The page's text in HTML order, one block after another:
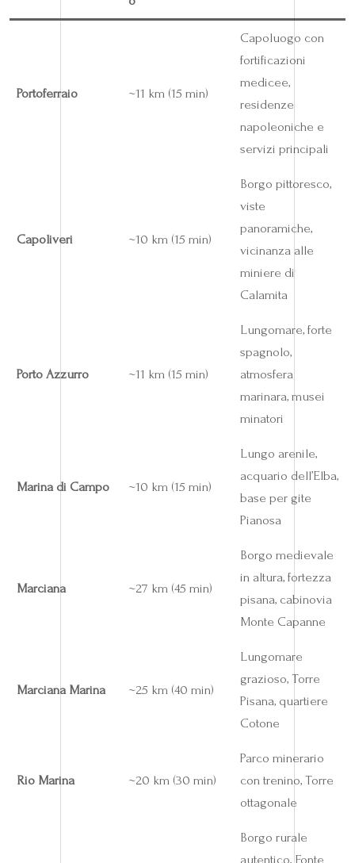
Portoferraio ~11 km (15 min)
Capoluogo con
fortificazioni
medicee,
residenze
napoleoniche e
servizi principali
Capoliveri ~10 km (15 min)
Borgo pittoresco,
viste
panoramiche,
vicinanza alle
miniere di
Calamita
Porto Azzurro ~11 km (15 min)
Lungomare, forte
spagnolo,
atmosfera
marinara, musei
minatori
Marina di Campo ~10 km (15 min)
Lungo arenile,
acquario dell’Elba,
base per gite
Pianosa
Marciana ~27 km (45 min)
Borgo medievale
in altura, fortezza
pisana, cabinovia
Monte Capanne
Marciana Marina ~25 km (40 min)
Lungomare
grazioso, Torre
Pisana, quartiere
Cotone
Rio Marina ~20 km (30 min)
Parco minerario
con trenino, Torre
ottagonale
Borgo rurale
autentico, Fonte